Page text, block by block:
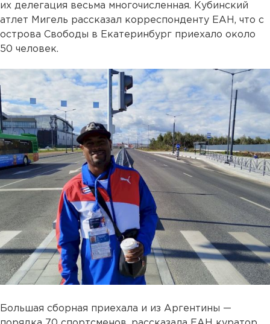
их делегация весьма многочисленная. Кубинский
атлет Мигель рассказал корреспонденту ЕАН, что с
острова Свободы в Екатеринбург приехало около
50 человек.
Большая сборная приехала и из Аргентины —